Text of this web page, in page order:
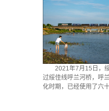
2021年7月15日，
过绥佳线呼兰河桥，呼
化时期，已经使用了六十